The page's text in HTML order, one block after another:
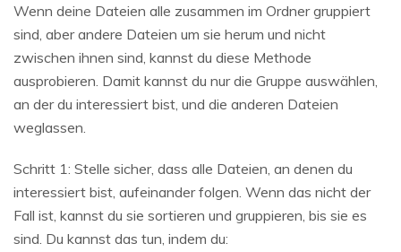
Wenn deine Dateien alle zusammen im Ordner gruppiert
sind, aber andere Dateien um sie herum und nicht
zwischen ihnen sind, kannst du diese Methode
ausprobieren. Damit kannst du nur die Gruppe auswählen,
an der du interessiert bist, und die anderen Dateien
weglassen.
Schritt 1: Stelle sicher, dass alle Dateien, an denen du
interessiert bist, aufeinander folgen. Wenn das nicht der
Fall ist, kannst du sie sortieren und gruppieren, bis sie es
sind. Du kannst das tun, indem du: